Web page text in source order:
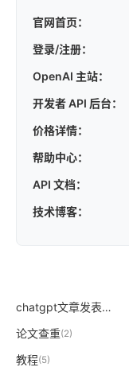
官网首页：
登录/注册：
OpenAI 主站：
开发者 API 后台：
价格详情：
帮助中心：
API 文档：
技术博客：
chatgpt文章发表
(2)
论文查重(2)
教程(5)